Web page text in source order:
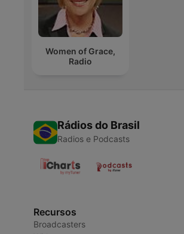
Women of Grace,
Radio
Rádios do Brasil
Radios e Podcasts
Recursos
Broadcasters